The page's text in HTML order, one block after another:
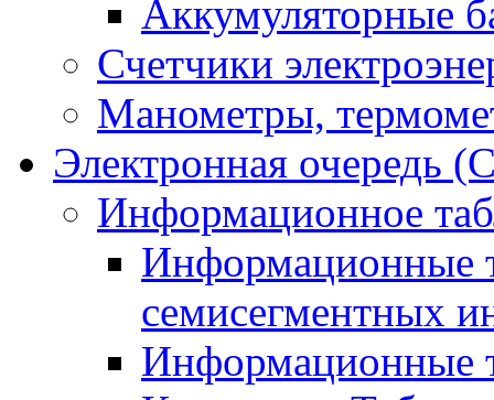
Аккумуляторные
Счетчики
Манометры,
Электронная очередь
Информационное
Информационные
семисегментных
Информационные